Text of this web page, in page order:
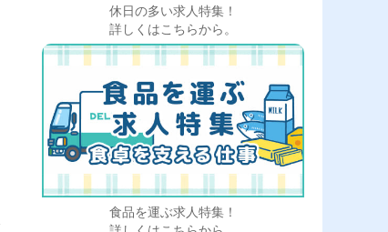
休日の多い求人特集！
詳しくはこちらから。
食品を運ぶ求人特集！